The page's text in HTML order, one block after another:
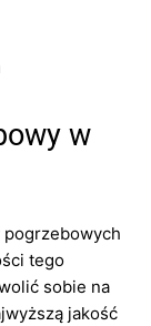
w
tego
sobie na
jakość